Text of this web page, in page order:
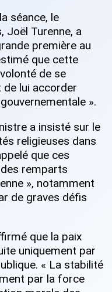
séance, le
Joël Turenne, a
première au
que cette
de se
lui accorder
».
a insisté sur le
religieuses dans
que ces
remparts
», notamment
de graves défis
que la paix
uniquement par
« La stabilité
par la force